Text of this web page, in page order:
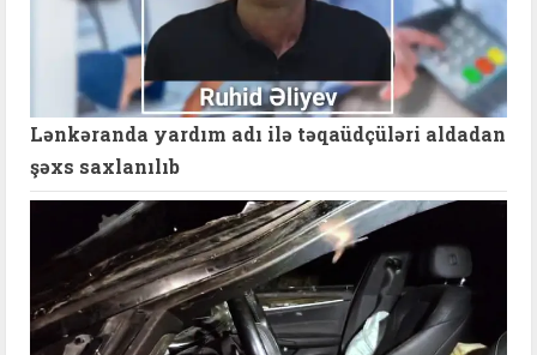
Lənkəranda yardım adı ilə təqaüdçüləri aldadan
şəxs saxlanılıb